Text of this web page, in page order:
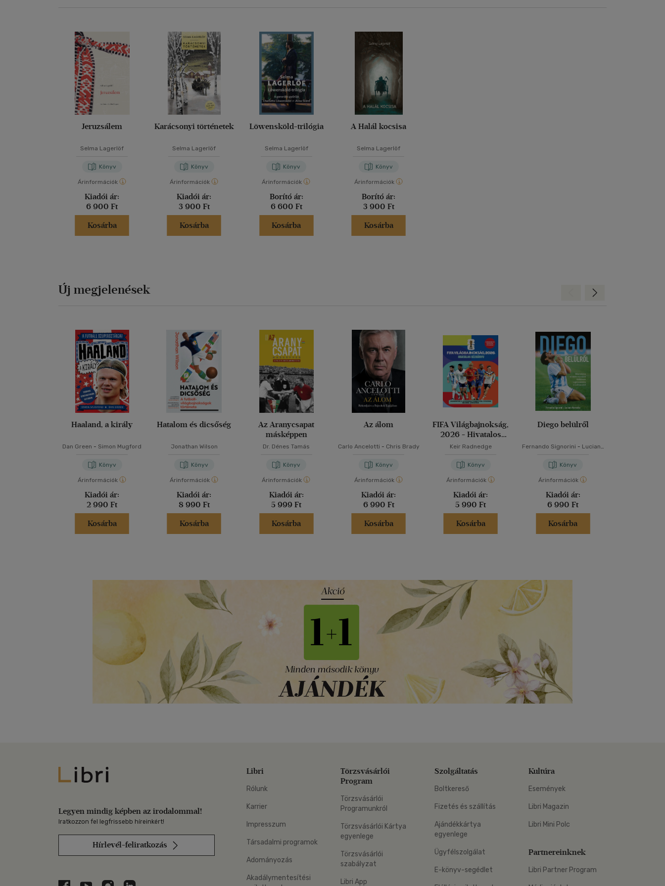
Jeruzsálem
Selma Lagerlöf
Könyv
Árinformációk
Kiadói ár:
6 900 Ft
Kosárba
Karácsonyi történetek
Selma Lagerlöf
Könyv
Árinformációk
Kiadói ár:
3 900 Ft
Kosárba
Löwensköld-trilógia
Selma Lagerlöf
Könyv
Árinformációk
Borító ár:
6 600 Ft
Kosárba
A Halál kocsisa
Selma Lagerlöf
Könyv
Árinformációk
Borító ár:
3 900 Ft
Kosárba
Új megjelenések
Haaland, a király
Dan Green - Simon Mugford
Könyv
Árinformációk
Kiadói ár:
2 990 Ft
Kosárba
Hatalom és dicsőség
Jonathan Wilson
Könyv
Árinformációk
Kiadói ár:
8 990 Ft
Kosárba
Az Aranycsapat
másképpen
Dr. Dénes Tamás
Könyv
Árinformációk
Kiadói ár:
5 999 Ft
Kosárba
Az álom
Carlo Ancelotti - Chris Brady
Könyv
Árinformációk
Kiadói ár:
6 990 Ft
Kosárba
FIFA Világbajnokság,
2026 - Hivatalos
kézikönyv
Keir Radnedge
Könyv
Árinformációk
Kiadói ár:
5 990 Ft
Kosárba
Diego belülről
Fernando Signorini - Luciano
Könyv
Árinformációk
Kiadói ár:
6 990 Ft
Kosárba
Előre
Libri
Legyen mindig képben az irodalommal!
Iratkozzon fel legfrissebb híreinkért!
Hírlevél-feliratkozás
Libri
Rólunk
Karrier
Impresszum
Társadalmi programok
Adományozás
Akadálymentesítési
Törzsvásárlói
Program
Törzsvásárlói
Programunkról
Törzsvásárlói Kártya
egyenlege
Törzsvásárlói
szabályzat
Libri App
Szolgáltatás
Boltkereső
Fizetés és szállítás
Ajándékkártya
egyenlege
Ügyfélszolgálat
E-könyv-segédlet
Kultúra
Események
Libri Magazin
Libri Mini Polc
Partnereinknek
Libri Partner Program